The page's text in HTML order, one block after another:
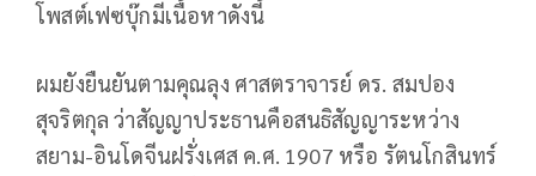
โพสต์เฟซบุ๊กมีเนื้อหาดังนี้
ผมยังยืนยันตามคุณลุง ศาสตราจารย์ ดร. สมปอง
สุจริตกุล ว่าสัญญาประธานคือสนธิสัญญาระหว่าง
สยาม-อินโดจีนฝรั่งเศส ค.ศ. 1907 หรือ รัตนโกสินทร์